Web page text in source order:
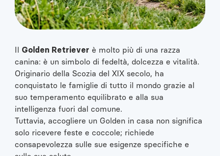
Il Golden Retriever è molto più di una razza
canina: è un simbolo di fedeltà, dolcezza e vitalità.
Originario della Scozia del XIX secolo, ha
conquistato le famiglie di tutto il mondo grazie al
suo temperamento equilibrato e alla sua
intelligenza fuori dal comune.
Tuttavia, accogliere un Golden in casa non significa
solo ricevere feste e coccole; richiede
consapevolezza sulle sue esigenze specifiche e